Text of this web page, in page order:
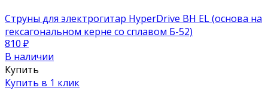
Струны для электрогитар HyperDrive BH EL (основа на
гексагональном керне со сплавом Б-52)
810 ₽
В наличии
Купить
Купить в 1 клик